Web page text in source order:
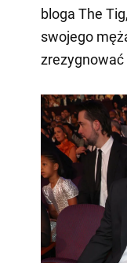
bloga The
swojego